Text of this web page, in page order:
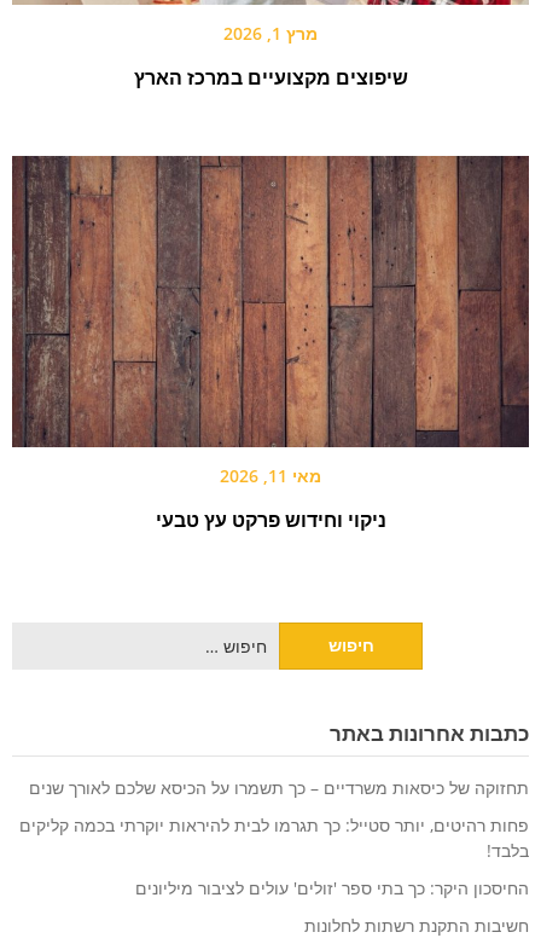
מרץ 1, 2026
שיפוצים מקצועיים במרכז הארץ
מאי 11, 2026
ניקוי וחידוש פרקט עץ טבעי
כתבות אחרונות באתר
תחזוקה של כיסאות משרדיים – כך תשמרו על הכיסא שלכם לאורך שנים
פחות רהיטים, יותר סטייל: כך תגרמו לבית להיראות יוקרתי בכמה קליקים
בלבד!
החיסכון היקר: כך בתי ספר 'זולים' עולים לציבור מיליונים
חשיבות התקנת רשתות לחלונות